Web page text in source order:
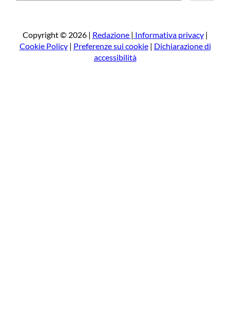
a
Copyright © 2026 | Redazione | Informativa privacy|
Cookie Policy| Preferenze sui cookie| Dichiarazione di
accessibilità